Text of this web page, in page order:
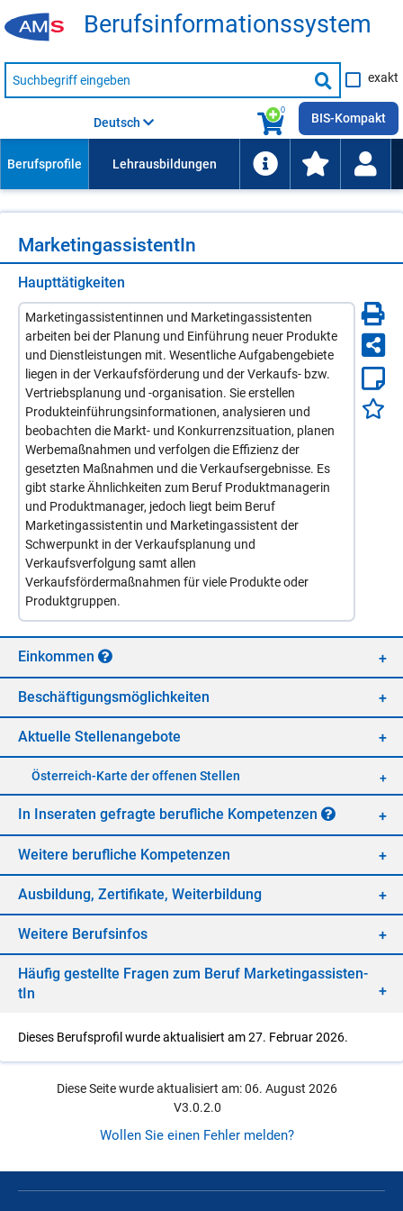
Be­rufs­in­for­ma­ti­ons­sys­tem
Suche
nach
Suche
starten
exakt
0
Deutsch BIS-Kompakt
Mar­ke­ting­as­sis­ten­tIn
Haupttätigkeiten
Marketingassistentinnen und Marketingassistenten
arbeiten bei der Planung und Einführung neuer Produkte
und Dienstleistungen mit. Wesentliche Aufgabengebiete
liegen in der Verkaufsförderung und der Verkaufs- bzw.
Vertriebsplanung und -organisation. Sie erstellen
Produkteinführungsinformationen, analysieren und
beobachten die Markt- und Konkurrenzsituation, planen
Werbemaßnahmen und verfolgen die Effizienz der
gesetzten Maßnahmen und die Verkaufsergebnisse. Es
gibt starke Ähnlichkeiten zum Beruf Produktmanagerin
und Produktmanager, jedoch liegt beim Beruf
Marketingassistentin und Marketingassistent der
Schwerpunkt in der Verkaufsplanung und
Verkaufsverfolgung samt allen
Verkaufsfördermaßnahmen für viele Produkte oder
Produktgruppen.
Ein­kom­men
Be­schäf­ti­gungs­mög­lich­kei­ten
Ak­tu­el­le Stel­len­an­ge­bo­te
Öster­reich-Kar­te der of­fe­nen Stel­len
In In­se­ra­ten ge­frag­te be­ruf­li­che Kom­pe­ten­zen
Wei­te­re be­ruf­li­che Kom­pe­ten­zen
Aus­bil­dung, Zer­ti­fi­ka­te, Wei­ter­bil­dung
Wei­te­re Be­rufs­in­fos
Häu­fig ge­stell­te Fra­gen zum Be­ruf Mar­ke­ting­as­sis­ten­
tIn
Dieses Berufsprofil wurde aktualisiert am 27. Februar 2026.
Diese Seite wurde aktualisiert am: 06. August 2026
V3.0.2.0
Wollen Sie einen Fehler melden?